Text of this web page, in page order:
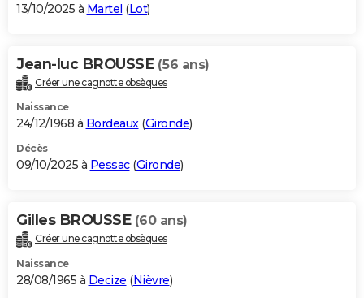
13/10/2025 à Martel (Lot)
Jean-luc BROUSSE (56 ans)
Créer une cagnotte obsèques
Naissance
24/12/1968 à Bordeaux(Gironde)
Décès
09/10/2025 à Pessac(Gironde)
Gilles BROUSSE (60 ans)
Créer une cagnotte obsèques
Naissance
28/08/1965 à Decize (Nièvre)